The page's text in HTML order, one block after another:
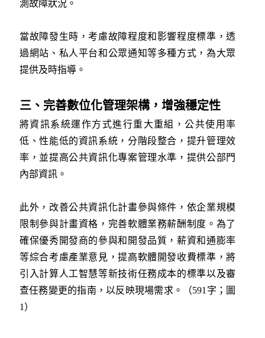
測故障狀況。
當故障發生時，考慮故障程度和影響程度標準，透
過網站、私人平台和公眾通知等多種方式，為大眾
提供及時指導。
三、完善數位化管理架構，增強穩定性
將資訊系統運作方式進行重大重組，公共使用率
低、性能低的資訊系統，分階段整合，提升管理效
率，並提高公共資訊化專案管理水準，提供公部門
內部資訊。
此外，改善公共資訊化計畫參與條件，依企業規模
限制參與計畫資格，完善軟體業務薪酬制度。為了
確保優秀開發商的參與和開發品質，薪資和通膨率
等綜合考慮產業意見，提高軟體開發收費標準，將
引入計算人工智慧等新技術任務成本的標準以及審
查任務變更的指南，以反映現場需求。（591字；圖
1）